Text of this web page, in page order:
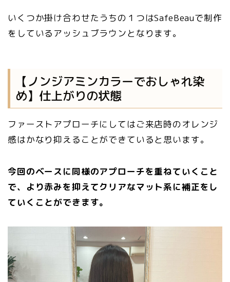
いくつか掛け合わせたうちの１つはSafeBeauで制作
をしているアッシュブラウンとなります。
【ノンジアミンカラーでおしゃれ染
め】仕上がりの状態
ファーストアプローチにしてはご来店時のオレンジ
感はかなり抑えることができていると思います。
今回のベースに同様のアプローチを重ねていくこと
で、より赤みを抑えてクリアなマット系に補正をし
ていくことができます。